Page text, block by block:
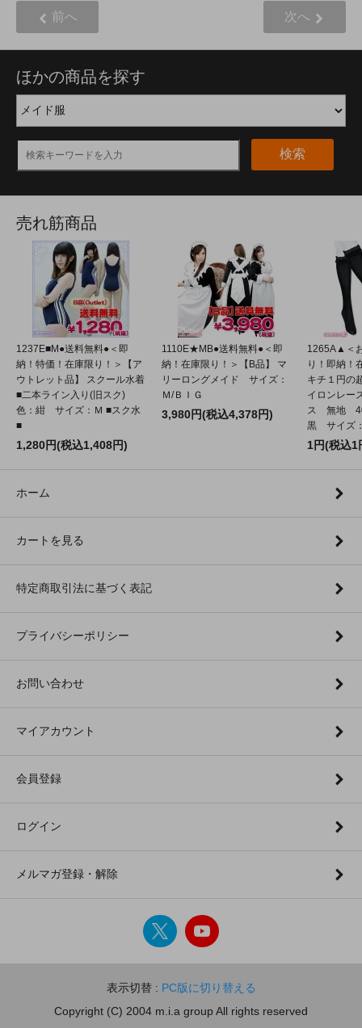
前へ 次へ
ほかの商品を探す
検索
売れ筋商品
1237E■M●送料無料●＜即
納！特価！在庫限り！＞【ア
ウトレット品】 スクール水着
■二本ライン入り(旧スク)
色：紺 サイズ：Ｍ ■スク水
■
1,280円(税込1,408円)
1110E★MB●送料無料●＜即
納！在庫限り！＞【B品】 マ
リーロングメイド サイズ：
Ｍ/ＢＩＧ
3,980円(税込4,378円)
1265A▲＜
り！即納！
キチ１円の
イロンレー
ス 無地
黒 サイズ
1円(税込1
ホーム
カートを見る
特定商取引法に基づく表記
プライバシーポリシー
お問い合わせ
マイアカウント
会員登録
ログイン
メルマガ登録・解除
表示切替 : PC版に切り替える
Copyright (C) 2004 m.i.a group All rights reserved